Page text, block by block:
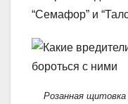
“Семафор” и
Розанная